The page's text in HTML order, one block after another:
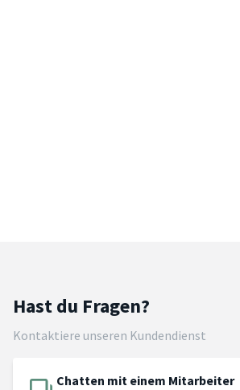
Hast du Fragen?
Kontaktiere unseren Kundendienst
Chatten mit einem Mitarbeiter